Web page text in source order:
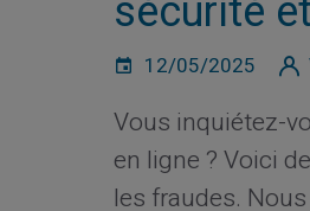
12/05/2025
Vous inquiétez-
en ligne ? Voici
les fraudes.